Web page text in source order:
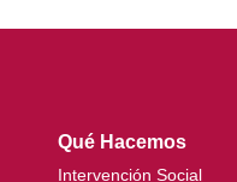
Qué Hacemos
Intervención Social